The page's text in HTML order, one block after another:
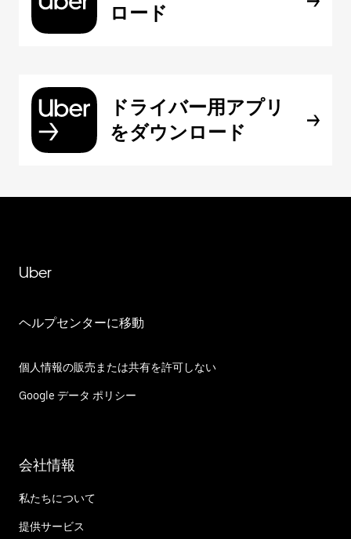
ロード
ドライバー用アプリ
をダウンロード
Uber
ヘルプセンターに移動
個人情報の販売または共有を許可しない
Google データ ポリシー
会社情報
私たちについて
提供サービス